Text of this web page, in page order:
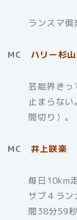
ランスマ
MC ハリー杉山
芸能界き
止まらな
間切り）。
MC 井上咲楽
毎日10km
サブ４ラ
間38分59秒